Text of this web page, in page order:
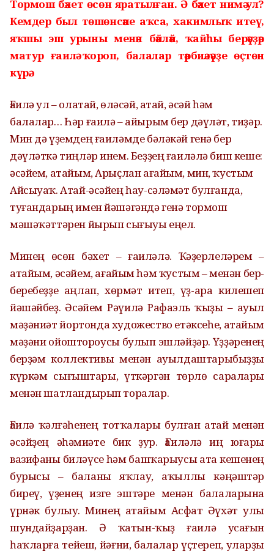
Тормош бәхет өсөн яратылған. Ә бәхет нимә ул?
Кемдер был төшөнсәне аҡса, хакимлыҡ итеү,
яҡшы эш урыны менән бәйләй, ҡайһы берәүҙәр
матур ғаилә ҡороп, балалар тәрбиәләүҙе өҫтөн
күрә.
Ғаилә ул – олатай, өләсәй, атай, әсәй һәм
балалар… Һәр ғаилә – айырым бер дәүләт, тиҙәр.
Мин дә үҙемдең ғаиләмде бәләкәй генә бер
дәүләткә тиңләр инем. Беҙҙең ғаиләлә биш кеше:
әсәйем, атайым, Арыҫлан ағайым, мин, ҡустым
Айсыуаҡ. Атай-әсәйең һау-сәләмәт булғанда,
туғандарың имен йәшәгәндә генә тормош
мәшәҡәттәрен йырып сығыуы еңел.
Минең өсөн бәхет – ғаиләлә. Ҡәҙерлеләрем –
атайым, әсәйем, ағайым һәм ҡустым – менән бер-
беребеҙҙе аңлап, хөрмәт итеп, үҙ-ара килешеп
йәшәйбеҙ. Әсәйем Рәүилә Рафаэль ҡыҙы – ауыл
мәҙәниәт йортонда художество етәксеһе, атайым
мәҙәни ойоштороусы булып эшләйҙәр. Үҙҙәренең
берҙәм коллективы менән ауылдаштарыбыҙҙы
күркәм сығыштары, үткәргән төрлө саралары
менән шатландырып торалар.
Ғаилә ҡәлғәһенең тотҡалары булған атай менән
әсәйҙең әһәмиәте бик ҙур. Ғаиләлә иң юғары
вазифаны биләүсе һәм башҡарыусы ата кешенең
бурысы – баланы яҡлау, аҡыллы кәңәштәр
биреү, үҙенең изге эштәре менән балаларына
үрнәк булыу. Минең атайым Асфат Әүхәт улы
шундайҙарҙан. Ә ҡатын-ҡыҙ ғаилә усағын
һаҡларға тейеш, йәғни, балалар үҫтереп, уларҙы